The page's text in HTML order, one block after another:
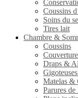
Coussins
Soins du
Tires lait
Chambre &
Coussins
Draps &
Matelas &
Parures de